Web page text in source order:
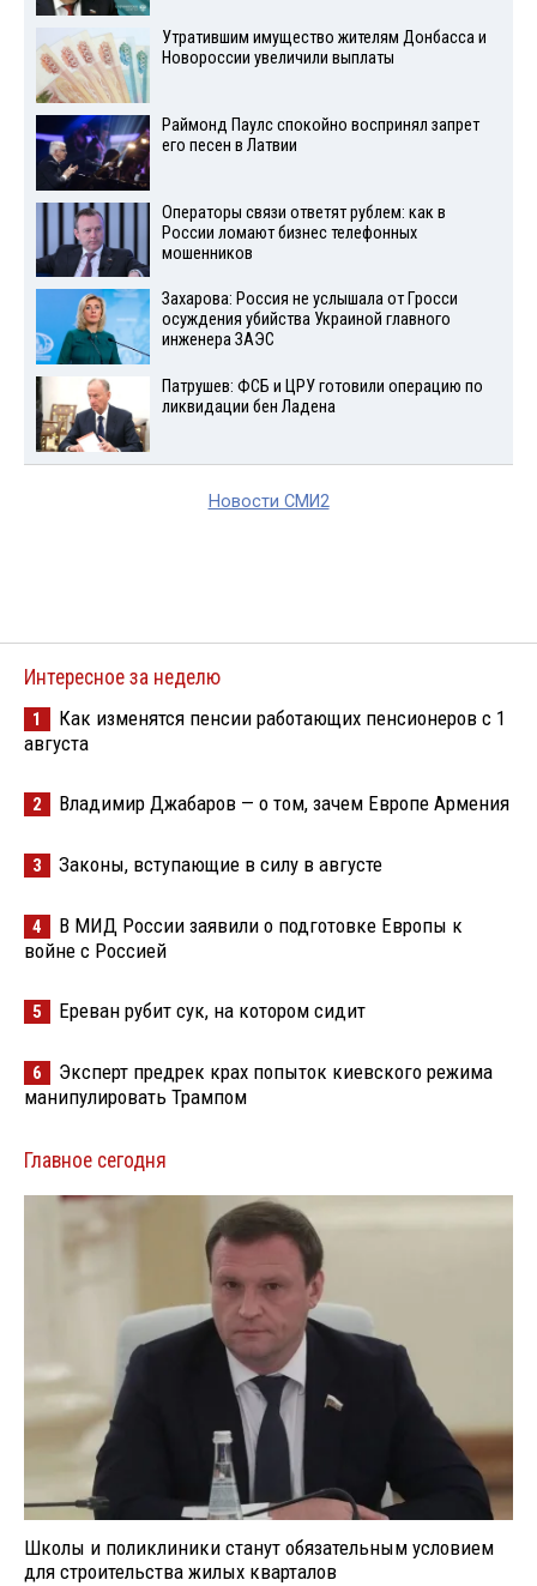
Утратившим имущество жителям Донбасса и
Новороссии увеличили выплаты
Раймонд Паулс спокойно воспринял запрет
его песен в Латвии
Операторы связи ответят рублем: как в
России ломают бизнес телефонных
мошенников
Захарова: Россия не услышала от Гросси
осуждения убийства Украиной главного
инженера ЗАЭС
Патрушев: ФСБ и ЦРУ готовили операцию по
ликвидации бен Ладена
Новости СМИ2
Интересное за неделю
1
Как изменятся пенсии работающих пенсионеров с 1
августа
2 Владимир Джабаров — о том, зачем Европе Армения
3 Законы, вступающие в силу в августе
4
В МИД России заявили о подготовке Европы к
войне с Россией
5 Ереван рубит сук, на котором сидит
6
Эксперт предрек крах попыток киевского режима
манипулировать Трампом
Главное сегодня
Школы и поликлиники станут обязательным условием
для строительства жилых кварталов